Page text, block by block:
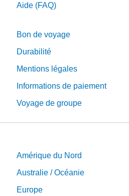
Aide (FAQ)
Bon de voyage
Durabilité
Mentions légales
Informations de paiement
Voyage de groupe
Amérique du Nord
Australie / Océanie
Europe